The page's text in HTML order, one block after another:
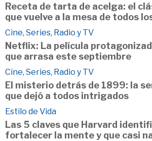
Receta de tarta de acelga: el
que vuelve a la mesa de todos
Cine, Series, Radio y TV
Netflix: La película
que arrasa este septiembre
Cine, Series, Radio y TV
El misterio detrás de 1899: la
que dejó a todos intrigados
Estilo de Vida
Las 5 claves que Harvard
fortalecer la mente y que casi